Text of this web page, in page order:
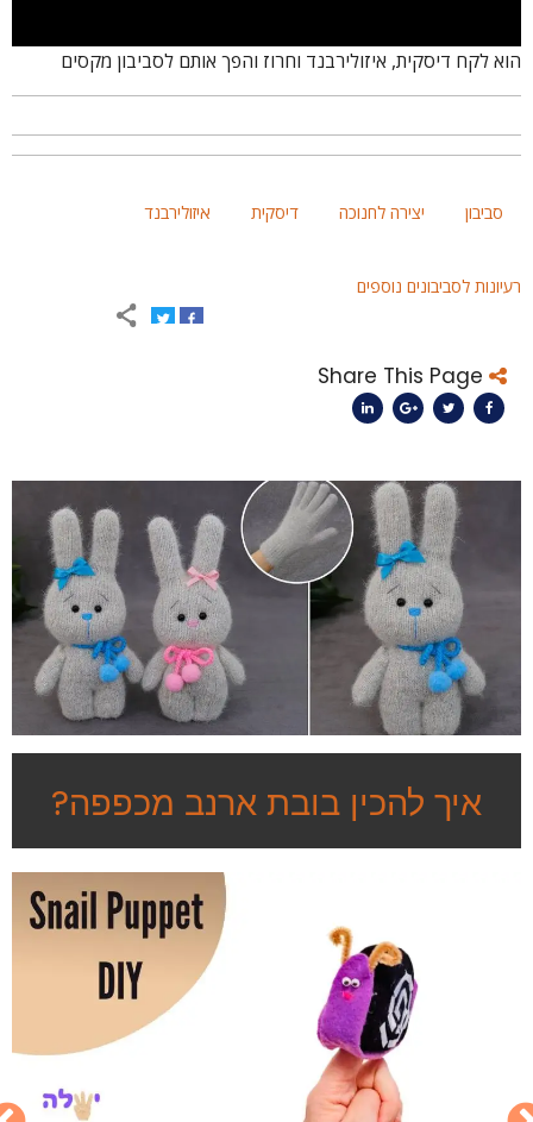
לקח דיסקית, איזולירבנד וחרוז והפך אותם לסביבון מקסים
סביבון יצירה לחנוכה דיסקית איזולירבנד
לסביבונים נוספים
Share This Page
איך להכין בובת ארנב מכפפה?